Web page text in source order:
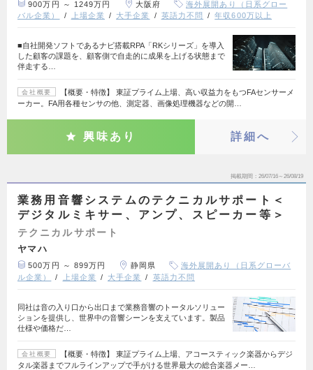
900万円 ～ 1249万円 大阪府
海外展開あり（日系グロー
バル企業）
上場企業 大手企業 英語力不問 年収600万以上
■自社開発ソフトであるナビ搭載RPA「RKシリーズ」を導入
した顧客の課題を、顧客側で自走的に成果を上げる状態まで
伴走する…
会社概要
【概要・特徴】 東証プライム上場、高い収益力をもつFAセンサーメ
ーカー。FA用各種センサの他、測定器、画像処理機器などの開…
興味あり 詳細へ
掲載期間 26/07/16～26/08/19
業務用音響システムのテクニカルサポート＜
デジタルミキサー、アンプ、スピーカー等＞
テクニカルサポート
ヤマハ
500万円 ～ 899万円 静岡県
海外展開あり（日系グローバ
ル企業）
上場企業 大手企業 英語力不問
同社は音の入り口から出口まで業務音響のトータルソリュー
ションを提供し、世界中の音響シーンを支えています。製品
仕様や価格だ…
会社概要
【概要・特徴】 東証プライム上場、アコースティック楽器からデジ
タル楽器までフルラインアップで手がける世界最大の総合楽器メー…